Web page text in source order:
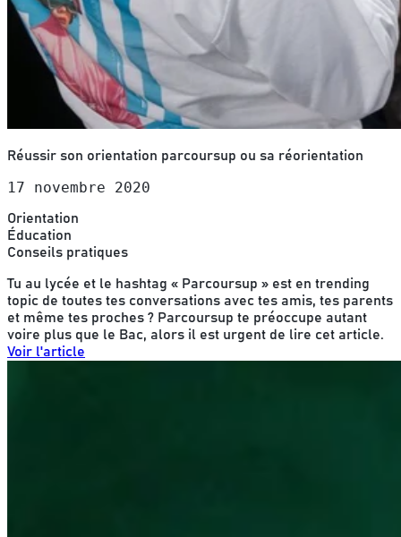
Réussir son orientation parcoursup ou sa réorientation
17 novembre 2020
Orientation
Éducation
Conseils pratiques
Tu au lycée et le hashtag « Parcoursup » est en trending
topic de toutes tes conversations avec tes amis, tes parents
et même tes proches ? Parcoursup te préoccupe autant
voire plus que le Bac, alors il est urgent de lire cet article.
Voir l'article